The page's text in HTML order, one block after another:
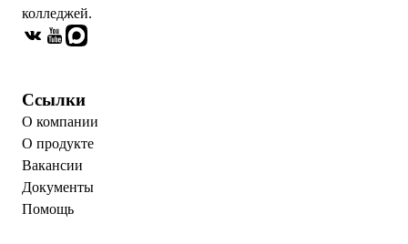
колледжей.
Ссылки
О компании
О продукте
Вакансии
Документы
Помощь